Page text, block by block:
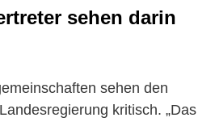
sehen darin
sehen den
kritisch. „Das